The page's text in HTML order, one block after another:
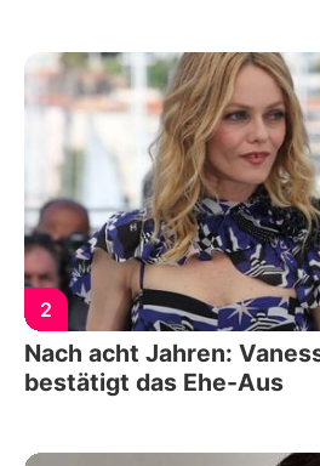
2
Nach acht Jahren:
bestätigt das Ehe-Aus